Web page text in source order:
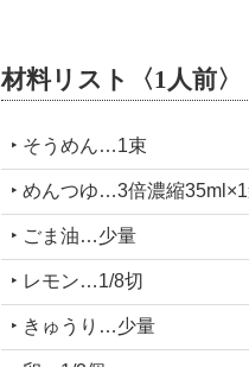
材料リスト〈1人前〉
‣ そうめん…1束
‣ めんつゆ…3倍濃縮
‣ ごま油…少量
‣ レモン…1/8切
‣ きゅうり…少量